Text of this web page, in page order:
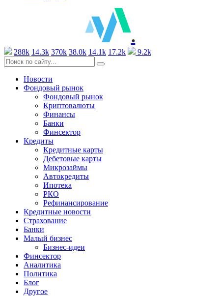
.
288k 14.3k 370k 38.0k 14.1k 17.2k 9.2k
Новости
Фондовый рынок
Фондовый рынок
Криптовалюты
Финансы
Банки
Финсектор
Кредиты
Кредитные карты
Дебетовые карты
Микрозаймы
Автокредиты
Ипотека
РКО
Рефинансирование
Кредитные новости
Страхование
Банки
Малый бизнес
Бизнес-идеи
Финсектор
Аналитика
Политика
Блог
Другое